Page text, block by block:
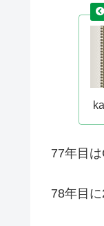
77年目は
78年目